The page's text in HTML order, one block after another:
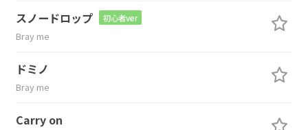
スノードロップ 初心者ver
Bray me
ドミノ
Bray me
Carry on